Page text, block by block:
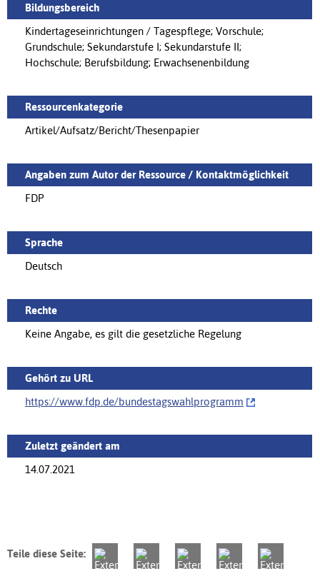
Bildungsbereich
Kindertageseinrichtungen / Tagespflege; Vorschule;
Grundschule; Sekundarstufe I; Sekundarstufe II;
Hochschule; Berufsbildung; Erwachsenenbildung
Ressourcenkategorie
Artikel/Aufsatz/Bericht/Thesenpapier
Angaben zum Autor der Ressource / Kontaktmöglichkeit
FDP
Sprache
Deutsch
Rechte
Keine Angabe, es gilt die gesetzliche Regelung
Gehört zu URL
https://www.fdp.de/‌bundestagswahlprogramm
Zuletzt geändert am
14.07.2021
Teile diese Seite: